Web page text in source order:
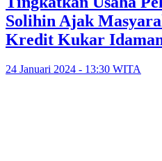
Solihin Ajak
Kredit Kukar
24 Januari 2024 - 13:30 WITA